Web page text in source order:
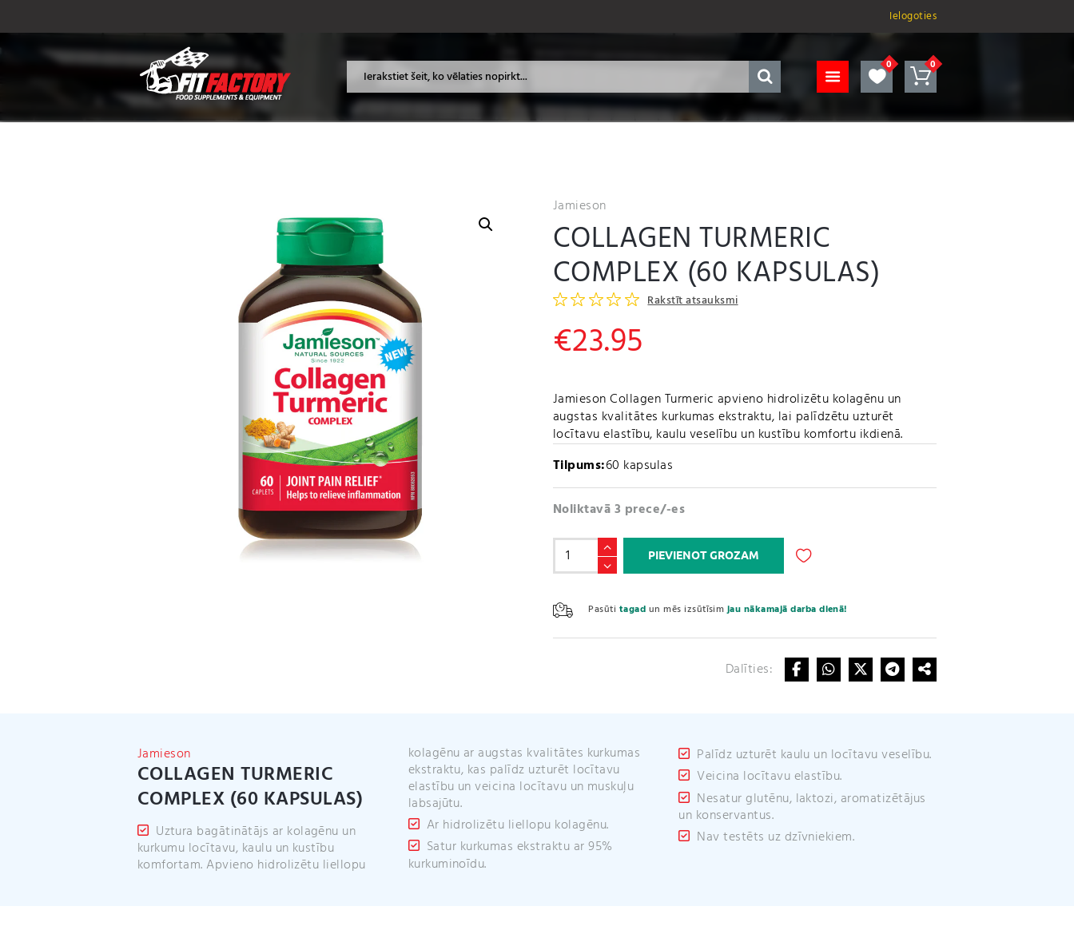
Ielogoties
Jamieson
COLLAGEN TURMERIC
COMPLEX (60 KAPSULAS)
Rakstīt atsauksmi
€23.95
Jamieson Collagen Turmeric apvieno hidrolizētu kolagēnu un
augstas kvalitātes kurkumas ekstraktu, lai palīdzētu uzturēt
locītavu elastību, kaulu veselību un kustību komfortu ikdienā.
Tilpums:60 kapsulas
Noliktavā 3 prece/-es
Collagen
Turmeric
(60
kapsulas)
daudzums
PIEVIENOT GROZAM
Pasūti tagad un mēs izsūtīsimjau nākamajā darba dienā!
r
n
a
t
i
Dalīties:
Jamieson
COLLAGEN TURMERIC
COMPLEX (60 KAPSULAS)
Uztura bagātinātājs ar kolagēnu un
kurkumu locītavu, kaulu un kustību
komfortam. Apvieno hidrolizētu liellopu
kolagēnu ar augstas kvalitātes kurkumas
ekstraktu, kas palīdz uzturēt locītavu
elastību un veicina locītavu un muskuļu
labsajūtu.
Ar hidrolizētu liellopu kolagēnu.
Satur kurkumas ekstraktu ar 95%
kurkuminoīdu.
Palīdz uzturēt kaulu un locītavu veselību.
Veicina locītavu elastību.
Nesatur glutēnu, laktozi, aromatizētājus
un konservantus.
Nav testēts uz dzīvniekiem.